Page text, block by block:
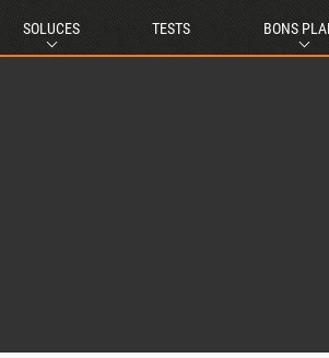
SOLUCES TESTS BONS